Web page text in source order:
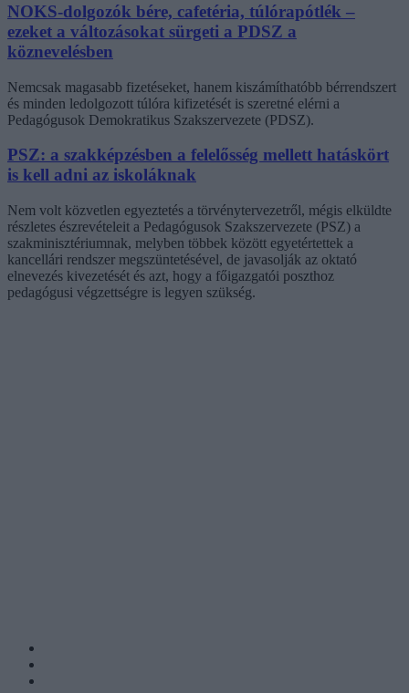
NOKS-dolgozók bére, cafetéria, túlórapótlék –
ezeket a változásokat sürgeti a PDSZ a
köznevelésben
Nemcsak magasabb fizetéseket, hanem kiszámíthatóbb bérrendszert
és minden ledolgozott túlóra kifizetését is szeretné elérni a
Pedagógusok Demokratikus Szakszervezete (PDSZ).
PSZ: a szakképzésben a felelősség mellett hatáskört
is kell adni az iskoláknak
Nem volt közvetlen egyeztetés a törvénytervezetről, mégis elküldte
részletes észrevételeit a Pedagógusok Szakszervezete (PSZ) a
szakminisztériumnak, melyben többek között egyetértettek a
kancellári rendszer megszüntetésével, de javasolják az oktató
elnevezés kivezetését és azt, hogy a főigazgatói poszthoz
pedagógusi végzettségre is legyen szükség.